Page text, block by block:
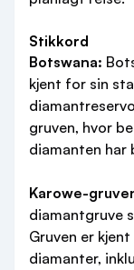
Stikkord
Botswana:
kjent for sin
gruven, hvor
diamanten
Karowe-
diamantgruve
Gruven er
diamanter,